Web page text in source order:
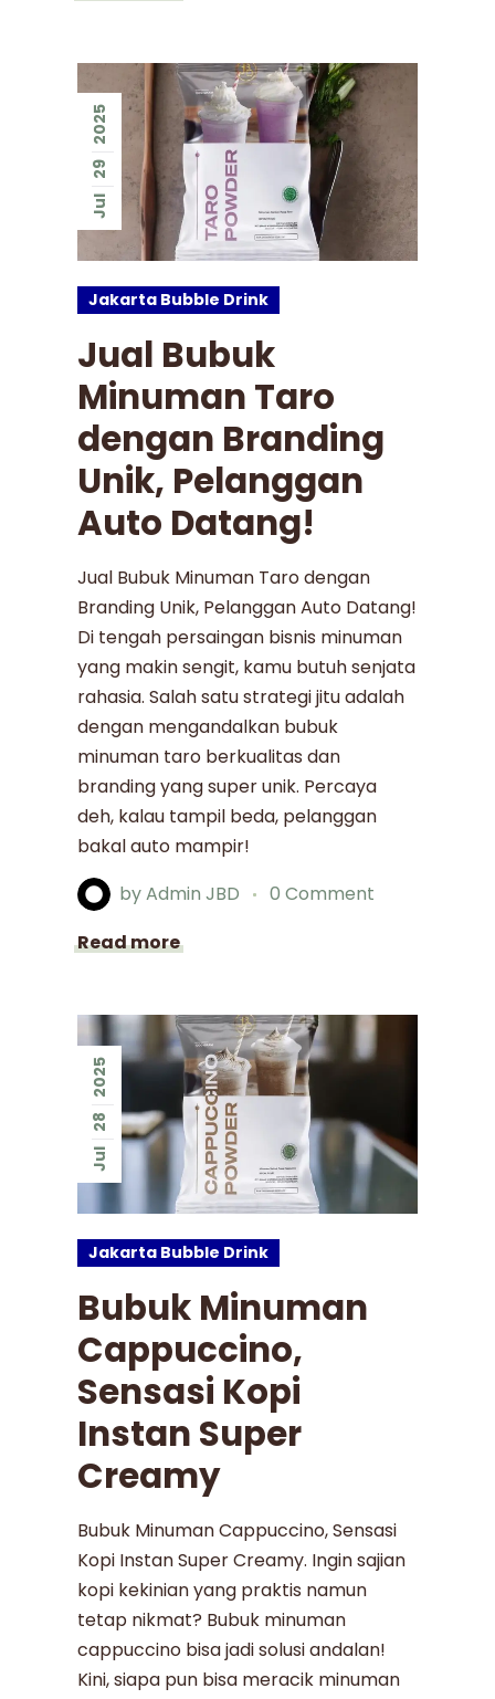
Jul
29
2025
Jakarta Bubble Drink
Jual Bubuk
Minuman Taro
dengan Branding
Unik, Pelanggan
Auto Datang!
Jual Bubuk Minuman Taro dengan
Branding Unik, Pelanggan Auto Datang!
Di tengah persaingan bisnis minuman
yang makin sengit, kamu butuh senjata
rahasia. Salah satu strategi jitu adalah
dengan mengandalkan bubuk
minuman taro berkualitas dan
branding yang super unik. Percaya
deh, kalau tampil beda, pelanggan
bakal auto mampir!
byAdmin JBD
0 Comment
Read more
Jul
28
2025
Jakarta Bubble Drink
Bubuk Minuman
Cappuccino,
Sensasi Kopi
Instan Super
Creamy
Bubuk Minuman Cappuccino, Sensasi
Kopi Instan Super Creamy. Ingin sajian
kopi kekinian yang praktis namun
tetap nikmat? Bubuk minuman
cappuccino bisa jadi solusi andalan!
Kini, siapa pun bisa meracik minuman